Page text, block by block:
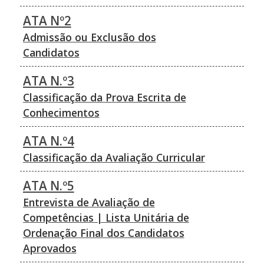
ATA Nº2
Admissão ou Exclusão dos
Candidatos
ATA N.º3
Classificação da Prova Escrita de
Conhecimentos
ATA N.º4
Classificação da Avaliação Curricular
ATA N.º5
Entrevista de Avaliação de
Competências | Lista Unitária de
Ordenação Final dos Candidatos
Aprovados